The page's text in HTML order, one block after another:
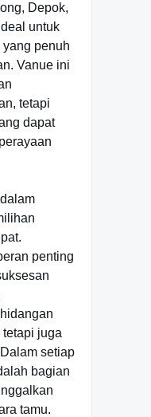
Depok,
untuk
penuh
Vanue ini
tetapi
dapat
penting
juga
setiap
bagian
tamu.